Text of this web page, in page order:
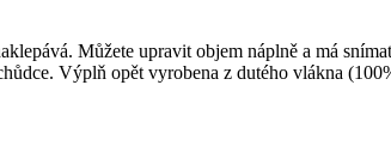
Můžete upravit objem náplně a má
Výplň opět vyrobena z dutého vlákna